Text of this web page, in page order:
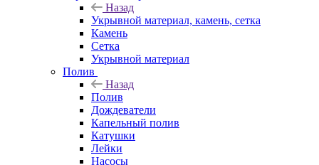
Назад
Укрывной материал, камень, сетка
Камень
Сетка
Укрывной материал
Полив
Назад
Полив
Дождеватели
Капельный полив
Катушки
Лейки
Насосы